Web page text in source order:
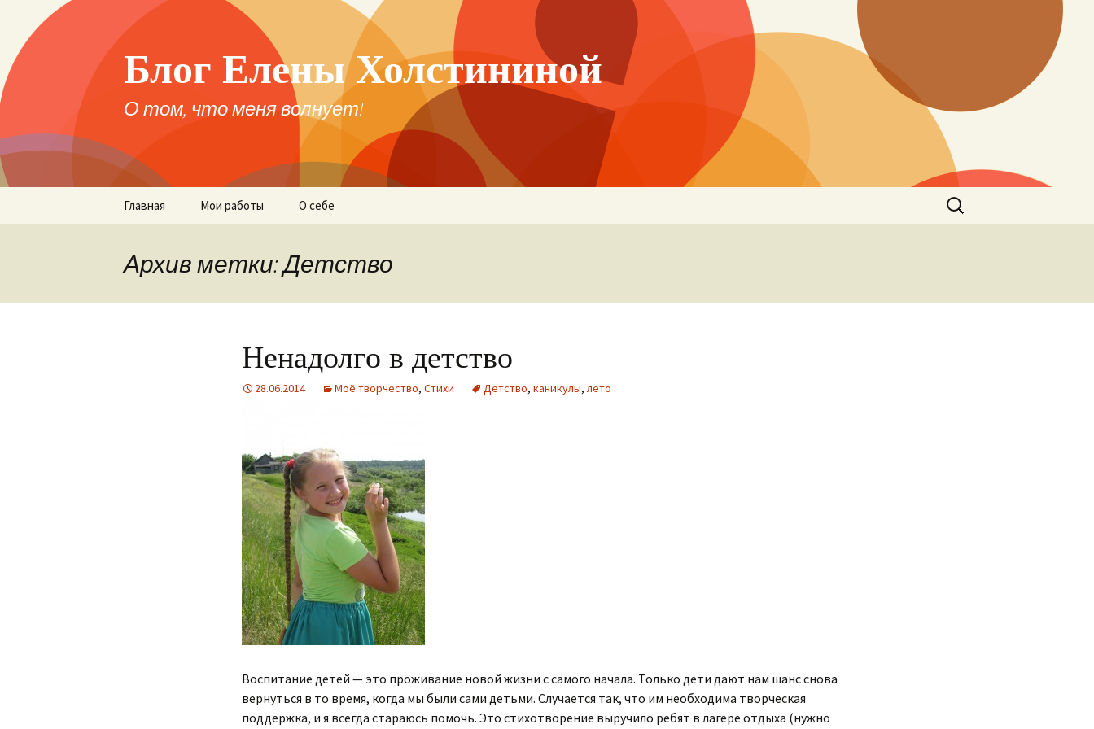
Блог Елены Холстининой
О том, что меня волнует!
Главная Мои работы О себе
Найти:
Архив метки: Детство
Ненадолго в детство
28.06.2014 Моё творчество, Стихи Детство, каникулы, лето
Воспитание детей — это проживание новой жизни с самого начала. Только дети дают нам шанс снова
вернуться в то время, когда мы были сами детьми. Случается так, что им необходима творческая
поддержка, и я всегда стараюсь помочь. Это стихотворение выручило ребят в лагере отдыха (нужно